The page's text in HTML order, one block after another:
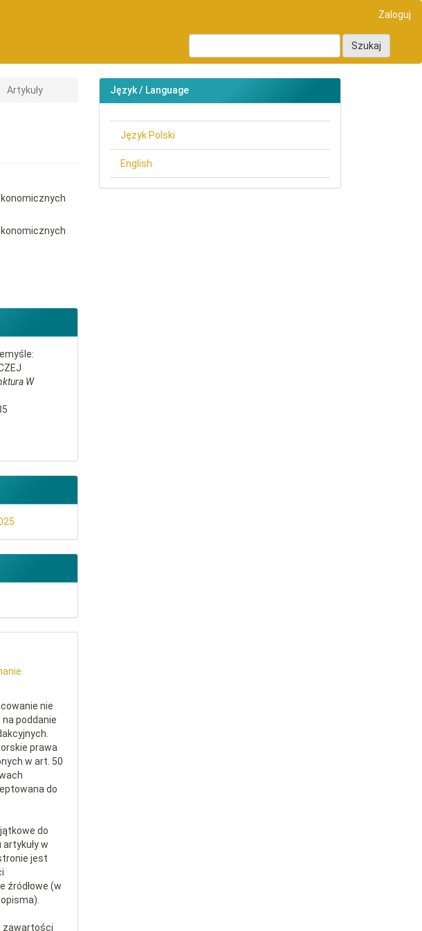
Zaloguj
Szukaj
Artykuły
W
nie
poddanie
prawa
w art. 50
do
do
w
jest
źródłowe (w
zawartości
Język / Language
Język Polski
English